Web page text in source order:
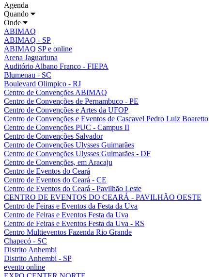
Agenda
Quando
Onde
ABIMAQ
ABIMAQ - SP
ABIMAQ SP e online
Arena Jaguariuna
Auditório Albano Franco - FIEPA
Blumenau - SC
Boulevard Olimpico - RJ
Centro de Convenções ABIMAQ
Centro de Convenções de Pernambuco - PE
Centro de Convenções e Artes da UFOP
Centro de Convenções e Eventos de Cascavel Pedro Luiz Boaretto
Centro de Convenções PUC - Campus II
Centro de Convenções Salvador
Centro de Convenções Ulysses Guimarães
Centro de Convenções Ulysses Guimarães - DF
Centro de Convenções, em Aracaju
Centro de Eventos do Ceará
Centro de Eventos do Ceará - CE
Centro de Eventos do Ceará - Pavilhão Leste
CENTRO DE EVENTOS DO CEARÁ - PAVILHÃO OESTE
Centro de Feiras e Eventos da Festa da Uva
Centro de Feiras e Eventos Festa da Uva
Centro de Feiras e Eventos Festa da Uva - RS
Centro Multieventos Fazenda Rio Grande
Chapecó - SC
Distrito Anhembi
Distrito Anhembi - SP
evento online